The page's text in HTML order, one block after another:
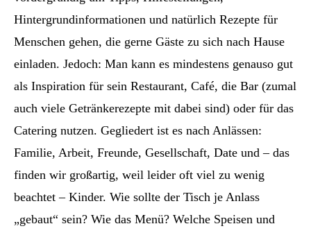
Hintergrundinformationen und natürlich Rezepte für
Menschen gehen, die gerne Gäste zu sich nach Hause
einladen. Jedoch: Man kann es mindestens genauso gut
als Inspiration für sein Restaurant, Café, die Bar (zumal
auch viele Getränkerezepte mit dabei sind) oder für das
Catering nutzen. Gegliedert ist es nach Anlässen:
Familie, Arbeit, Freunde, Gesellschaft, Date und – das
finden wir großartig, weil leider oft viel zu wenig
beachtet – Kinder. Wie sollte der Tisch je Anlass
„gebaut“ sein? Wie das Menü? Welche Speisen und